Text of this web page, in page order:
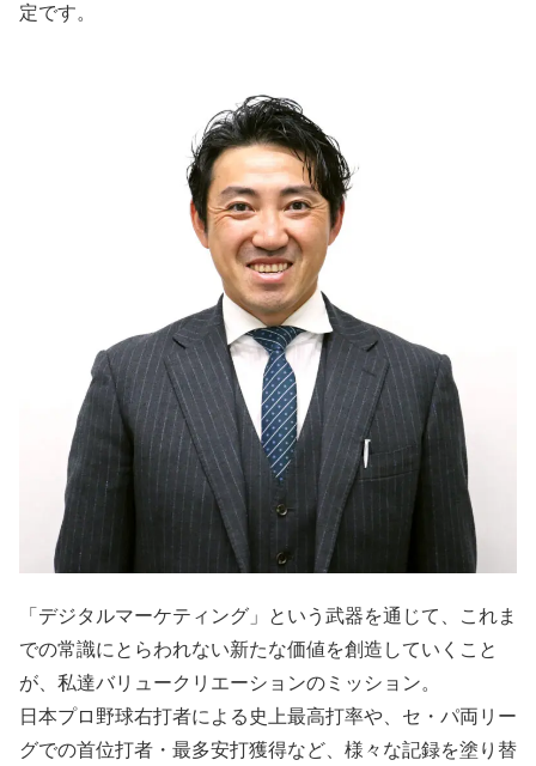
定です。
「デジタルマーケティング」という武器を通じて、これま
での常識にとらわれない新たな価値を創造していくこと
が、私達バリュークリエーションのミッション。
日本プロ野球右打者による史上最高打率や、セ・パ両リー
グでの首位打者・最多安打獲得など、様々な記録を塗り替